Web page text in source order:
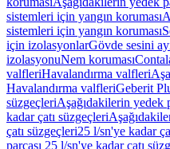
sistemleri için yangın koruması
sistemleri için yangın koruması
için izolasyonlarGövde sesini
izolasyonuNem koruması
valfleriHavalandırma valfleri
Havalandırma valfleriGeberit
süzgeçleriAşağıdakilerin yedek
kadar çatı süzgeçleri
çatı süzgeçleri25 l/sn'ye kadar
parçası 25 l/sn'ye kadar çatı